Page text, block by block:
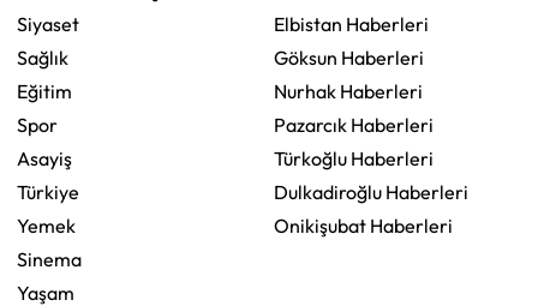
Siyaset
Sağlık
Eğitim
Spor
Asayiş
Türkiye
Yemek
Sinema
Yaşam
Elbistan Haberleri
Göksun Haberleri
Nurhak Haberleri
Pazarcık Haberleri
Türkoğlu Haberleri
Dulkadiroğlu Haberleri
Onikişubat Haberleri